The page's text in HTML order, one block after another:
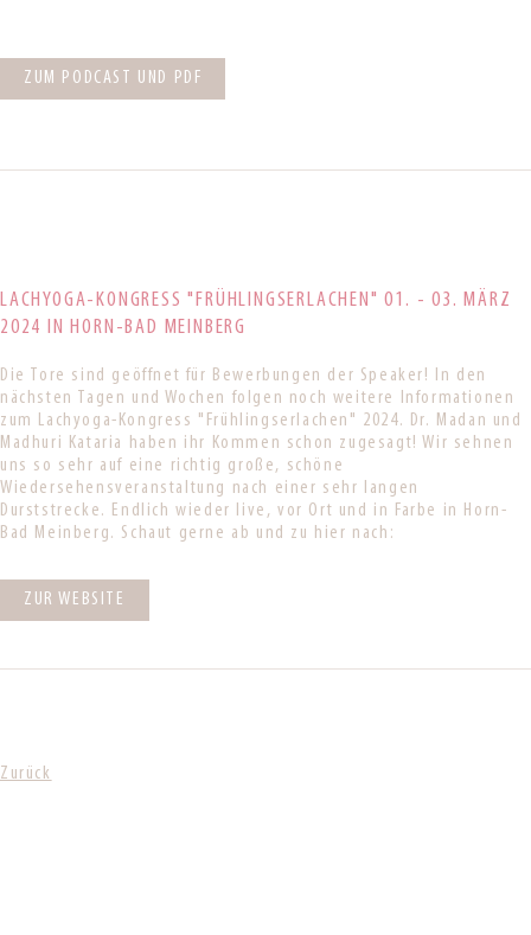
ZUM PODCAST UND PDF
LACHYOGA-KONGRESS "FRÜHLINGSERLACHEN" 01. - 03. MÄRZ
2024 IN HORN-BAD MEINBERG
Die Tore sind geöffnet für Bewerbungen der Speaker! In den
nächsten Tagen und Wochen folgen noch weitere Informationen
zum Lachyoga-Kongress "Frühlingserlachen" 2024. Dr. Madan und
Madhuri Kataria haben ihr Kommen schon zugesagt! Wir sehnen
uns so sehr auf eine richtig große, schöne
Wiedersehensveranstaltung nach einer sehr langen
Durststrecke. Endlich wieder live, vor Ort und in Farbe in Horn-
Bad Meinberg. Schaut gerne ab und zu hier nach:
ZUR WEBSITE
Zurück